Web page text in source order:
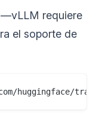
requiere
el soporte de